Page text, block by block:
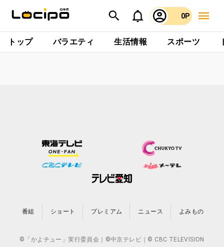
0P
トップ バラエティ 生活情報 スポーツ
番組 ショート プレミアム ニュース よみもの
©「かよチュー」実行委員会｜©中京テレビ｜© CBC TELEVISION